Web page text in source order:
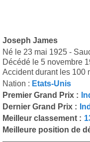
Joseph James
Né le 23 mai 1925 -
Décédé le 5 novembre
Accident durant les 100
Nation : Etats-Unis
Premier Grand Prix :
Dernier Grand Prix :
Meilleur classement :
Meilleure position de